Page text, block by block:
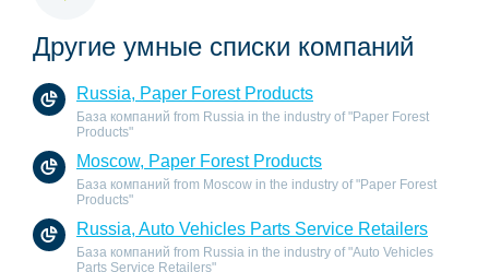
Другие умные списки компаний
Russia, Paper Forest Products
База компаний from Russia in the industry of "Paper Forest
Products"
Moscow, Paper Forest Products
База компаний from Moscow in the industry of "Paper Forest
Products"
Russia, Auto Vehicles Parts Service Retailers
База компаний from Russia in the industry of "Auto Vehicles
Parts Service Retailers"